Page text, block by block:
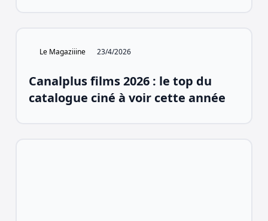
Le Magaziiine 23/4/2026
Canalplus films 2026 : le top du
catalogue ciné à voir cette année